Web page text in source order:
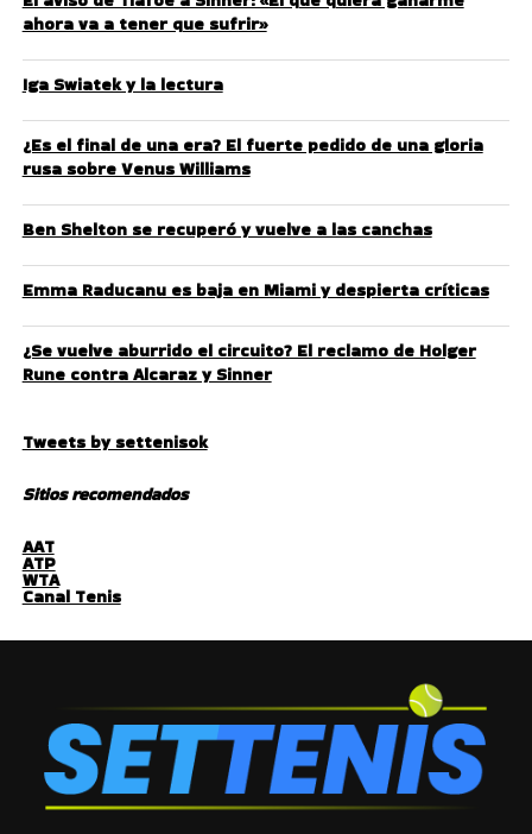
ahora va a tener que sufrir»
Iga Swiatek y la lectura
¿Es el final de una era? El fuerte pedido de una gloria
rusa sobre Venus Williams
Ben Shelton se recuperó y vuelve a las canchas
Emma Raducanu es baja en Miami y despierta críticas
¿Se vuelve aburrido el circuito? El reclamo de Holger
Rune contra Alcaraz y Sinner
Tweets by settenisok
Sitios recomendados
AAT
ATP
WTA
Canal Tenis